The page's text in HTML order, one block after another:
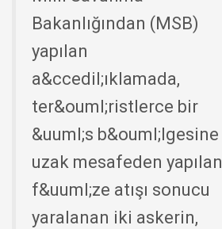
Bakanlığından (MSB)
yapılan
a&ccedil;ıklamada,
ter&ouml;ristlerce bir
&uuml;s b&ouml;lgesine
uzak mesafeden yapılan
f&uuml;ze atışı sonucu
yaralanan iki askerin,